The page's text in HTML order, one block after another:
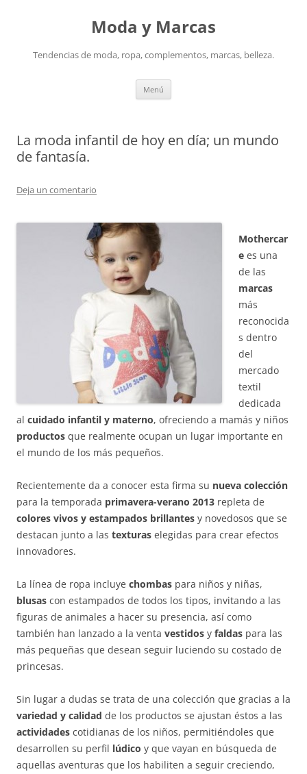
Moda y Marcas
Tendencias de moda, ropa, complementos, marcas, belleza.
Menú
La moda infantil de hoy en día; un mundo
de fantasía.
Deja un comentario
Mothercar
e es una
de las
marcas
más
reconocida
s dentro
del
mercado
textil
dedicada
al cuidado infantil y materno, ofreciendo a mamás y niños
productos que realmente ocupan un lugar importante en
el mundo de los más pequeños.
Recientemente da a conocer esta firma su nueva colección
para la temporada primavera-verano 2013 repleta de
colores vivos y estampados brillantes y novedosos que se
destacan junto a las texturas elegidas para crear efectos
innovadores.
La línea de ropa incluye chombas para niños y niñas,
blusas con estampados de todos los tipos, invitando a las
figuras de animales a hacer su presencia, así como
también han lanzado a la venta vestidos y faldas para las
más pequeñas que desean seguir luciendo su costado de
princesas.
Sin lugar a dudas se trata de una colección que gracias a la
variedad y calidad de los productos se ajustan éstos a las
actividades cotidianas de los niños, permitiéndoles que
desarrollen su perfil lúdico y que vayan en búsqueda de
aquellas aventuras que los habiliten a seguir creciendo,